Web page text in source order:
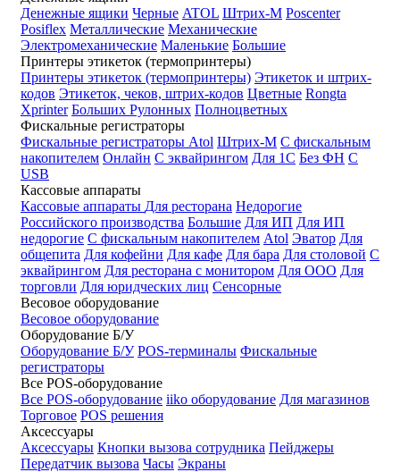
Денежные ящики Черные ATOL Штрих-М Poscenter
Posiflex Металлические Механические
Электромеханические Маленькие Большие
Принтеры этикеток (термопринтеры)
Принтеры этикеток (термопринтеры) Этикеток и штрих-
кодов Этикеток, чеков, штрих-кодов Цветные Rongta
Xprinter Больших Рулонных Полноцветных
Фискальные регистраторы
Фискальные регистраторы Atol Штрих-М С фискальным
накопителем Онлайн С эквайрингом Для 1С Без ФН С
USB
Кассовые аппараты
Кассовые аппараты Для ресторана Недорогие
Российского производства Большие Для ИП Для ИП
недорогие С фискальным накопителем Atol Эватор Для
общепита Для кофейни Для кафе Для бара Для столовой С
эквайрингом Для ресторана с монитором Для ООО Для
торговли Для юридческих лиц Сенсорные
Весовое оборудование
Весовое оборудование
Оборудование Б/У
Оборудование Б/У POS-терминалы Фискальные
регистраторы
Все POS-оборудование
Все POS-оборудование iiko оборудование Для магазинов
Торговое POS решения
Аксессуары
Аксессуары Кнопки вызова сотрудника Пейджеры
Передатчик вызова Часы Экраны